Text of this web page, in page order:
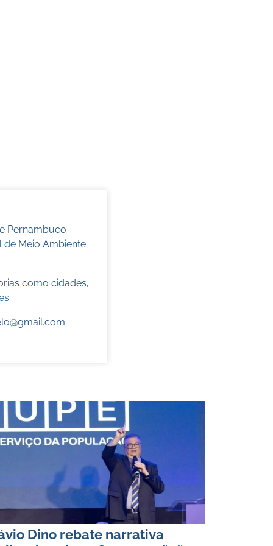
Pernambuco
de Meio Ambiente
como cidades,
.
Dino rebate narrativa